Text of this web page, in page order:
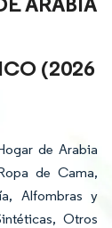
(2026
de Arabia
de Cama,
Alfombras y
Otros